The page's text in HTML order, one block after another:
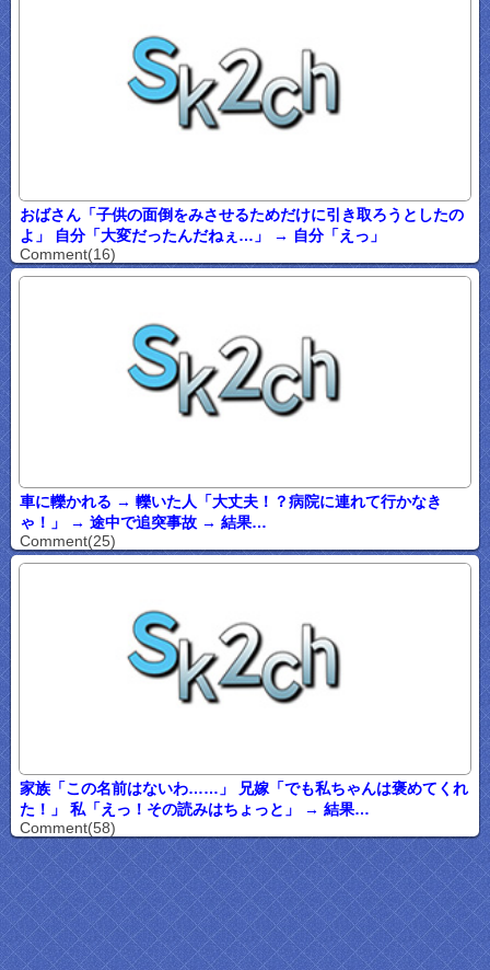
おばさん「子供の面倒をみさせるためだけに引き取ろうとしたの
よ」 自分「大変だったんだねぇ…」 → 自分「えっ」
Comment(16)
車に轢かれる → 轢いた人「大丈夫！？病院に連れて行かなき
ゃ！」 → 途中で追突事故 → 結果…
Comment(25)
家族「この名前はないわ……」 兄嫁「でも私ちゃんは褒めてくれ
た！」 私「えっ！その読みはちょっと」 → 結果…
Comment(58)